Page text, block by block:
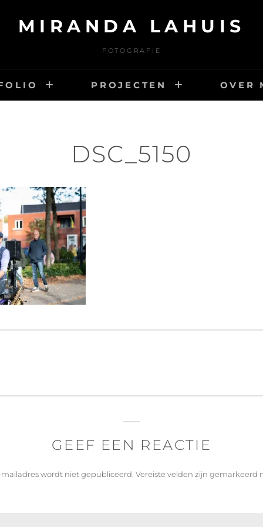
MIRANDA LAHUIS
FOTOGRAFIE
PROJECTEN OVER
DSC_5150
GEEF EEN REACTIE
mailadres wordt niet gepubliceerd. Vereiste velden zijn gemarkeerd